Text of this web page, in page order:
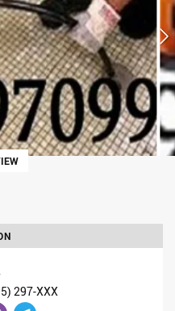
297-XXX